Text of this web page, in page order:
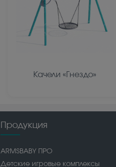
Качели «Гнездо»
Продукция
ARMSBABY ПРО
Детские игровые комплексы